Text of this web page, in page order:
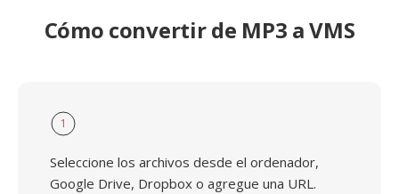
Cómo convertir de MP3 a VMS
1
Seleccione los archivos desde el ordenador,
Google Drive, Dropbox o agregue una URL.